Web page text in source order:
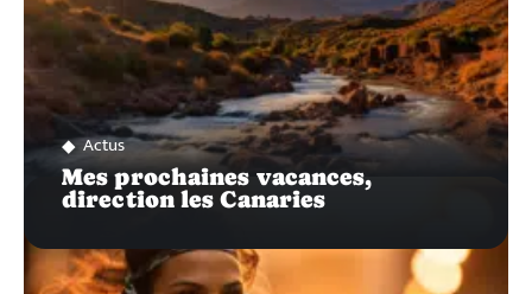
Actus
Mes prochaines vacances,
direction les Canaries